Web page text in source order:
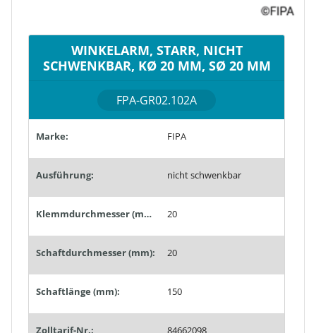
WINKELARM, STARR, NICHT
SCHWENKBAR, KØ 20 MM, SØ 20 MM
FPA-GR02.102A
Marke: FIPA
Ausführung: nicht schwenkbar
Klemmdurchmesser (mm): 20
Schaftdurchmesser (mm): 20
Schaftlänge (mm): 150
Zolltarif-Nr.: 84662098